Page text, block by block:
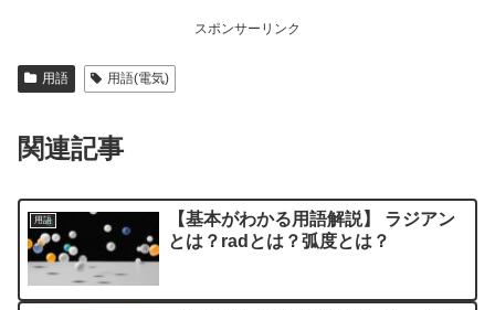
スポンサーリンク
用語 用語(電気)
関連記事
用語
【基本がわかる用語解説】 ラジアン
とは？radとは？弧度とは？